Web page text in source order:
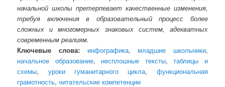
начальной школы претерпевает качественные изменения,
требуя включения в образовательный процесс более
сложных и многомерных знаковых систем, адекватных
современным реалиям.
Ключевые слова:
инфографика, младшие школьники,
начальное образование, несплошные тексты,таблицы и
схемы, уроки гуманитарного цикла, функциональная
грамотность,читательские компетенции